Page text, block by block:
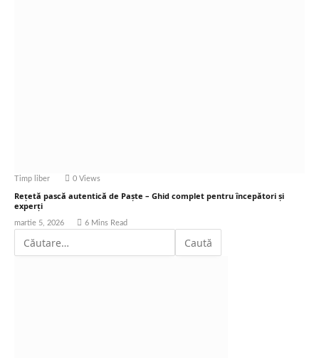
Timp liber 0 Views
Rețetă pască autentică de Paște – Ghid complet pentru începători și
experți
martie 5, 2026 6 Mins Read